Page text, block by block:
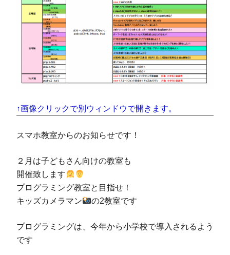
↑画像クリックで別ウィンドウで開きます。
スマホ教室からのお知らせです！
２月は子どもさん向けの教室も
開催致します
プログラミング教室と目指せ！
キッズカメラマン
の2教室です
プログラミングは、今年から小学校で導入されるよう
です